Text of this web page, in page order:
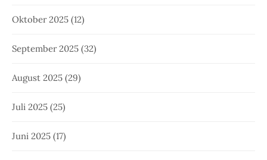
Oktober 2025 (12)
September 2025 (32)
August 2025 (29)
Juli 2025 (25)
Juni 2025 (17)